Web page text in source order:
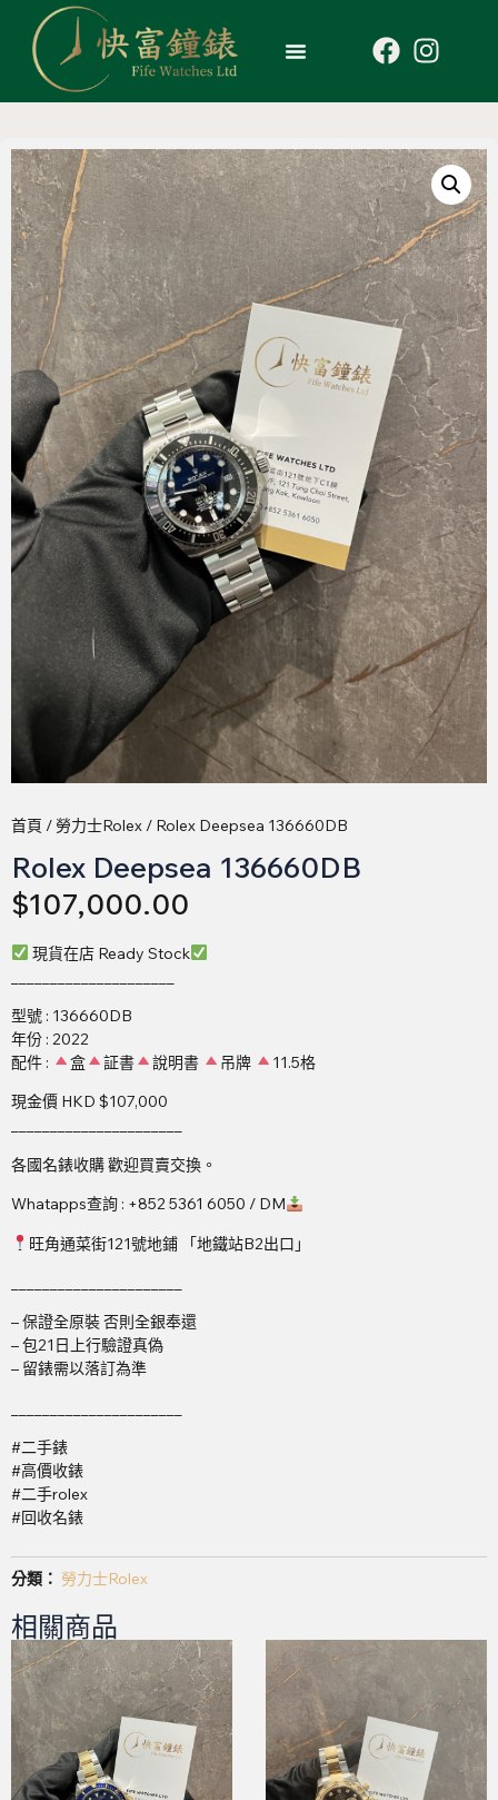
首頁 /勞力士Rolex / Rolex Deepsea 136660DB
Rolex Deepsea 136660DB
$107,000.00
現貨在店 Ready Stock
型號 : 136660DB
年份 : 2022
配件 :
盒 証書 說明書 吊牌
11.5格
現金價 HKD $107,000
各國名錶收購 歡迎買賣交換。
Whatapps查詢 : +852 5361 6050 / DM
旺角通菜街121號地鋪 「地鐵站B2出口」
– 保證全原裝 否則全銀奉還
– 包21日上行驗證真偽
– 留錶需以落訂為準
#二手錶
#高價收錶
#二手rolex
#回收名錶
分類： 勞力士Rolex
相關商品